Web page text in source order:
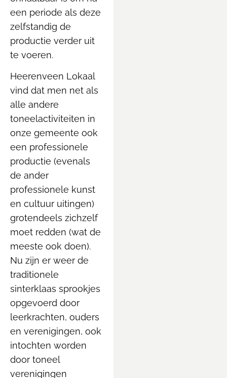
een periode als deze
zelfstandig de
productie verder uit
te voeren.
Heerenveen Lokaal
vind dat men net als
alle andere
toneelactiviteiten in
onze gemeente ook
een professionele
productie (evenals
de ander
professionele kunst
en cultuur uitingen)
grotendeels zichzelf
moet redden (wat de
meeste ook doen).
Nu zijn er weer de
traditionele
sinterklaas sprookjes
opgevoerd door
leerkrachten, ouders
en verenigingen, ook
intochten worden
door toneel
verenigingen